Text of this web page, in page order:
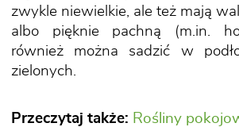
zwykle niewielkie, ale też mają
albo pięknie pachną (m.in.
również można sadzić w
zielonych.
Przeczytaj także: Rośliny